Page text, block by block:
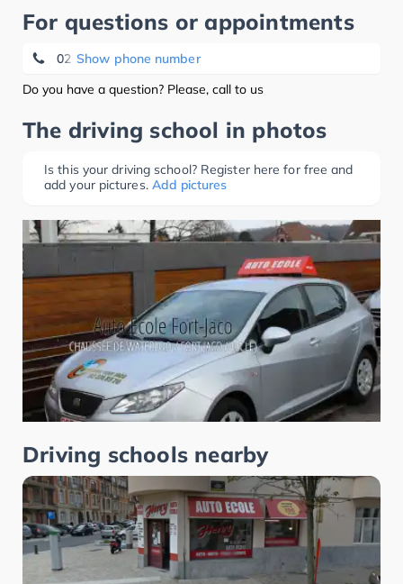
For questions or appointments
Show phone number
02 374 89 20
Do you have a question? Please, call to us
The driving school in photos
Is this your driving school? Register here for free and
add your pictures. Add pictures
Driving schools nearby